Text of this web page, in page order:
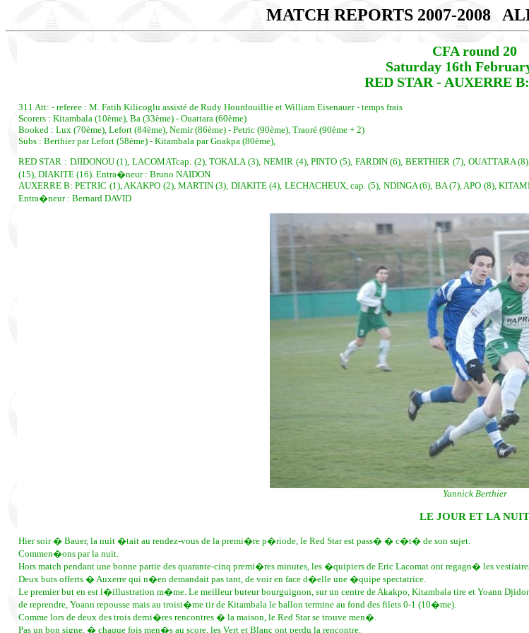
MATCH REPORTS 2007-2008
CFA round 20
Saturday 16th
RED STAR - AUXERRE
311 Att: - referee : M. Fatih Kilicoglu assisté de Rudy Hourdouillie et William Eisenauer - temps frais
Scorers : Kitambala (10ème), Ba (33ème) - Ouattara (60ème)
Booked : Lux (70ème), Lefort (84ème), Nemir (86ème) - Petric (90ème), Traoré (90ème + 2)
Subs : Berthier par Lefort (58ème) - Kitambala par Gnakpa (80ème),
RED STAR : DJIDONOU (1), LACOMATcap. (2), TOKALA (3), NEMIR (4), PINTO (5), FARDIN (6), BERTHIER (7), OUATTARA
(15), DIAKITE (16). Entra�neur : Bruno NAIDON
AUXERRE B: PETRIC (1), AKAKPO (2), MARTIN (3), DIAKITE (4), LECHACHEUX, cap. (5), NDINGA (6), BA (7), APO (8),
Entra�neur : Bernard DAVID
Yannick Berthier
LE JOUR ET LA NUIT
Hier soir � Bauer, la nuit �tait au rendez-vous de la premi�re p�riode, le Red Star est pass� � c�t� de son sujet.
Commen�ons par la nuit.
Hors match pendant une bonne partie des quarante-cinq premi�res minutes, les �quipiers de Eric Lacomat ont regagn� les
Deux buts offerts � Auxerre qui n�en demandait pas tant, de voir en face d�elle une �quipe spectatrice.
Le premier but en est l�illustration m�me. Le meilleur buteur bourguignon, sur un centre de Akakpo, Kitambala tire et Yoann
de reprendre, Yoann repousse mais au troisi�me tir de Kitambala le ballon termine au fond des filets 0-1 (10�me).
Comme lors de deux des trois derni�res rencontres � la maison, le Red Star se trouve men�.
Pas un bon signe, � chaque fois men�s au score, les Vert et Blanc ont perdu la rencontre.